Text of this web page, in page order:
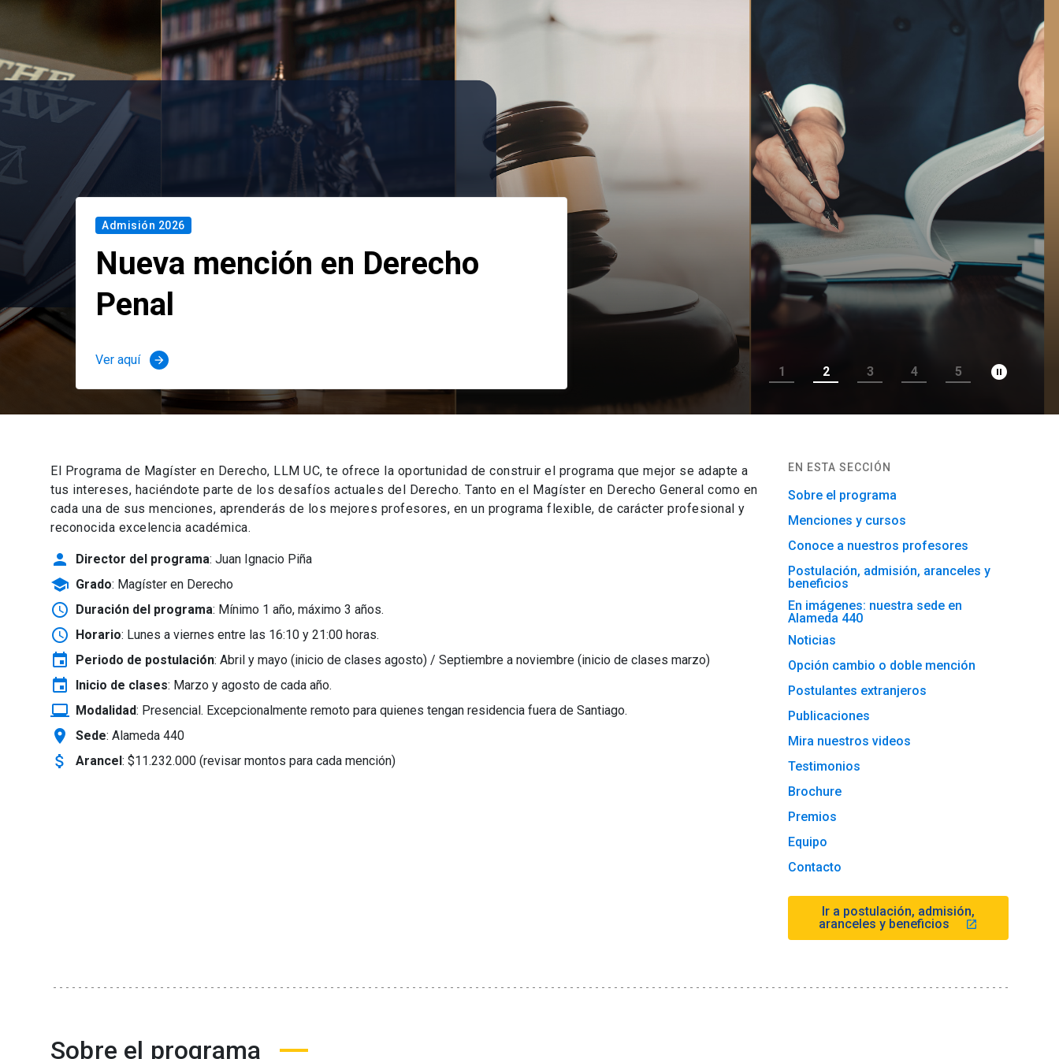
Admisión 2026
Nueva mención en Derecho
Penal
Ver aquí arrow_forward
1 2 3 4 5 pause_circle_filled
El Programa de Magíster en Derecho, LLM UC, te ofrece la oportunidad de construir el programa que mejor se adapte a
tus intereses, haciéndote parte de los desafíos actuales del Derecho. Tanto en el Magíster en Derecho General como en
cada una de sus menciones, aprenderás de los mejores profesores, en un programa flexible, de carácter profesional y
reconocida excelencia académica.
person Director del programa: Juan Ignacio Piña
school Grado: Magíster en Derecho
schedule Duración del programa: Mínimo 1 año, máximo 3 años.
schedule Horario: Lunes a viernes entre las 16:10 y 21:00 horas.
event Periodo de postulación: Abril y mayo (inicio de clases agosto) / Septiembre a noviembre (inicio de clases marzo)
event Inicio de clases: Marzo y agosto de cada año.
laptop_windows Modalidad: Presencial. Excepcionalmente remoto para quienes tengan residencia fuera de Santiago.
location_on Sede: Alameda 440
attach_money Arancel: $11.232.000 (revisar montos para cada mención)
EN ESTA SECCIÓN
Sobre el programa
Menciones y cursos
Conoce a nuestros profesores
Postulación, admisión, aranceles y
beneficios
En imágenes: nuestra sede en
Alameda 440
Noticias
Opción cambio o doble mención
Postulantes extranjeros
Publicaciones
Mira nuestros videos
Testimonios
Brochure
Premios
Equipo
Contacto
Ir a postulación, admisión,
aranceles y beneficios
launch
Sobre el programa